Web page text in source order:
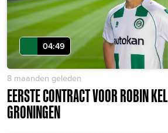
04:49
8 maanden geleden
EERSTE CONTRACT VOOR ROBIN
GRONINGEN